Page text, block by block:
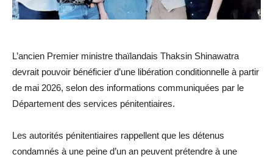
L’ancien Premier ministre thaïlandais Thaksin Shinawatra
devrait pouvoir bénéficier d’une libération conditionnelle à partir
de mai 2026, selon des informations communiquées par le
Département des services pénitentiaires.
Les autorités pénitentiaires rappellent que les détenus
condamnés à une peine d’un an peuvent prétendre à une